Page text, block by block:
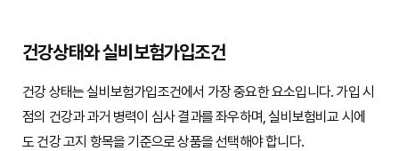
건강상태와 실비보험가입조건
건강 상태는 실비보험가입조건에서 가장 중요한 요소입니다. 가입 시
점의 건강과 과거 병력이 심사 결과를 좌우하며, 실비보험비교 시에
도 건강 고지 항목을 기준으로 상품을 선택해야 합니다.